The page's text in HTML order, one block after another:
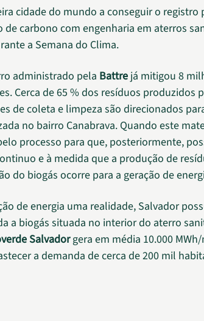
cidade do mundo a conseguir o registro
de carbono com engenharia em aterros
a Semana do Clima.
administrado pela Battre já mitigou 8
Cerca de 65 % dos resíduos produzidos
de coleta e limpeza são direcionados
no bairro Canabrava. Quando este
processo para que, posteriormente,
e à medida que a produção de
do biogás ocorre para a geração de
de energia uma realidade, Salvador
a biogás situada no interior do aterro
Salvadorgera em média 10.000
a demanda de cerca de 200 mil